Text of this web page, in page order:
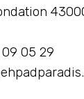
09 05 29